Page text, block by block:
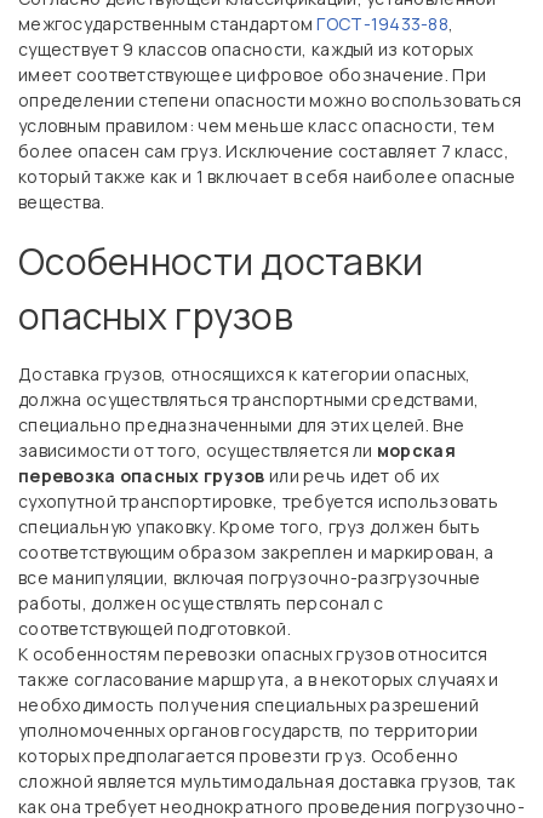
межгосударственным стандартомГОСТ-19433-88,
существует 9 классов опасности, каждый из которых
имеет соответствующее цифровое обозначение.При
определении степени опасности можно воспользоваться
условным правилом: чем меньше класс опасности, тем
более опасен сам груз. Исключение составляет 7 класс,
который также как и 1 включает в себя наиболее опасные
вещества.
Особенности доставки
опасных грузов
Доставка грузов, относящихся к категории опасных,
должна осуществляться транспортными средствами,
специально предназначенными для этих целей. Вне
зависимости от того, осуществляется ли морская
перевозка опасных грузов или речь идет об их
сухопутной транспортировке, требуется использовать
специальную упаковку. Кроме того, груз должен быть
соответствующим образом закреплен и маркирован, а
все манипуляции, включая погрузочно-разгрузочные
работы, должен осуществлять персонал с
соответствующей подготовкой.
К особенностям перевозки опасных грузов относится
также согласование маршрута, а в некоторых случаях и
необходимость получения специальных разрешений
уполномоченных органов государств, по территории
которых предполагается провезти груз. Особенно
сложной является мультимодальная доставка грузов, так
как она требует неоднократного проведения погрузочно-